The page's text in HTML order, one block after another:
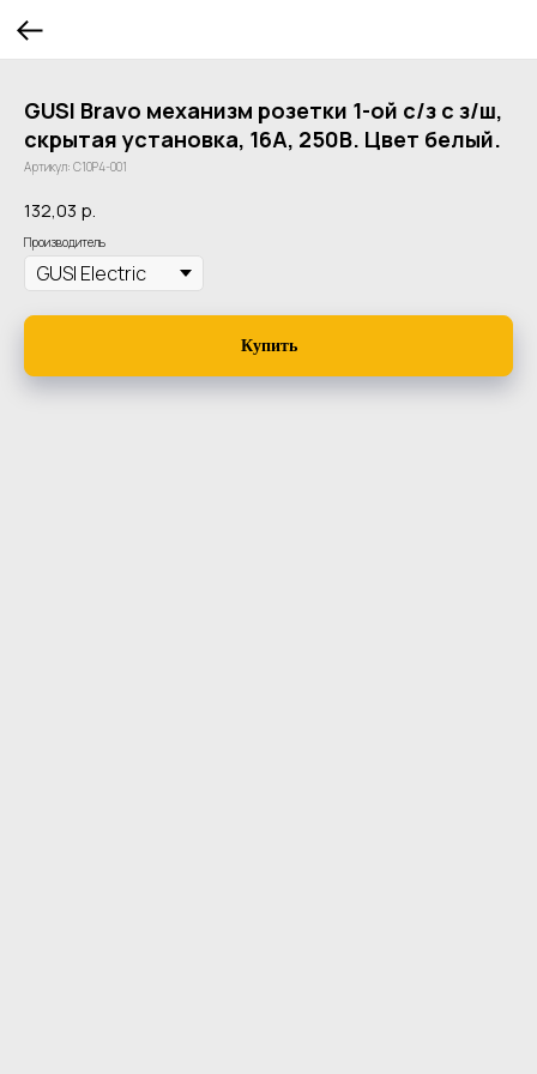
GUSI Bravo механизм розетки 1-ой с/з с з/ш,
скрытая установка, 16А, 250В. Цвет белый.
Артикул: С10Р4-001
132,03 р.
Производитель
Купить